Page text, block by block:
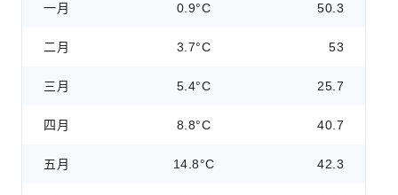
一月 0.9°C 50.3
二月 3.7°C 53
三月 5.4°C 25.7
四月 8.8°C 40.7
五月 14.8°C 42.3